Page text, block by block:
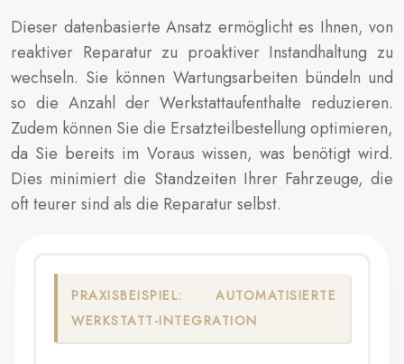
Dieser datenbasierte Ansatz ermöglicht es Ihnen, von
reaktiver Reparatur zu proaktiver Instandhaltung zu
wechseln. Sie können Wartungsarbeiten bündeln und
so die Anzahl der Werkstattaufenthalte reduzieren.
Zudem können Sie die Ersatzteilbestellung optimieren,
da Sie bereits im Voraus wissen, was benötigt wird.
Dies minimiert die Standzeiten Ihrer Fahrzeuge, die
oft teurer sind als die Reparatur selbst.
PRAXISBEISPIEL: AUTOMATISIERTE
WERKSTATT-INTEGRATION